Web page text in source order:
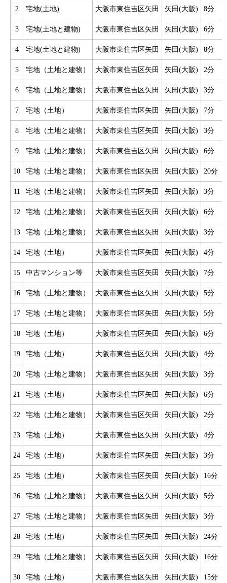
2 宅地(土地) 大阪市東住吉区矢田 矢田(大阪) 8分
3 宅地(土地と建物) 大阪市東住吉区矢田 矢田(大阪) 6分
4 宅地(土地と建物) 大阪市東住吉区矢田 矢田(大阪) 8分
5 宅地（土地と建物） 大阪市東住吉区矢田 矢田(大阪) 2分
6 宅地（土地と建物） 大阪市東住吉区矢田 矢田(大阪) 3分
7 宅地（土地） 大阪市東住吉区矢田 矢田(大阪) 7分
8 宅地（土地と建物） 大阪市東住吉区矢田 矢田(大阪) 3分
9 宅地（土地と建物） 大阪市東住吉区矢田 矢田(大阪) 6分
10 宅地（土地と建物） 大阪市東住吉区矢田 矢田(大阪) 20分
11 宅地（土地と建物） 大阪市東住吉区矢田 矢田(大阪) 3分
12 宅地（土地と建物） 大阪市東住吉区矢田 矢田(大阪) 6分
13 宅地（土地と建物） 大阪市東住吉区矢田 矢田(大阪) 3分
14 宅地（土地） 大阪市東住吉区矢田 矢田(大阪) 4分
15 中古マンション等 大阪市東住吉区矢田 矢田(大阪) 7分
16 宅地（土地と建物） 大阪市東住吉区矢田 矢田(大阪) 5分
17 宅地（土地と建物） 大阪市東住吉区矢田 矢田(大阪) 5分
18 宅地（土地） 大阪市東住吉区矢田 矢田(大阪) 6分
19 宅地（土地） 大阪市東住吉区矢田 矢田(大阪) 4分
20 宅地（土地と建物） 大阪市東住吉区矢田 矢田(大阪) 3分
21 宅地（土地） 大阪市東住吉区矢田 矢田(大阪) 6分
22 宅地（土地と建物） 大阪市東住吉区矢田 矢田(大阪) 2分
23 宅地（土地） 大阪市東住吉区矢田 矢田(大阪) 4分
24 宅地（土地） 大阪市東住吉区矢田 矢田(大阪) 3分
25 宅地（土地） 大阪市東住吉区矢田 矢田(大阪) 16分
26 宅地（土地と建物） 大阪市東住吉区矢田 矢田(大阪) 5分
27 宅地（土地と建物） 大阪市東住吉区矢田 矢田(大阪) 3分
28 宅地（土地） 大阪市東住吉区矢田 矢田(大阪) 24分
29 宅地（土地と建物） 大阪市東住吉区矢田 矢田(大阪) 16分
30 宅地（土地） 大阪市東住吉区矢田 矢田(大阪) 15分